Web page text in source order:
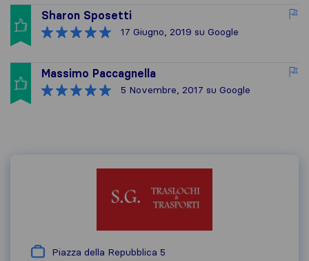
Sharon Sposetti
17 Giugno, 2019 su Google
Massimo Paccagnella
5 Novembre, 2017 su Google
Piazza della Repubblica 5